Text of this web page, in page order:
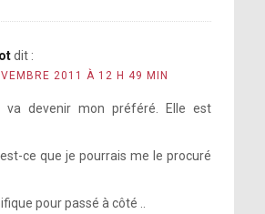
dit :
2011 À 12 H 49 MIN
va devenir mon préféré. Elle est
ce que je pourrais me le procuré
pour passé à côté ..